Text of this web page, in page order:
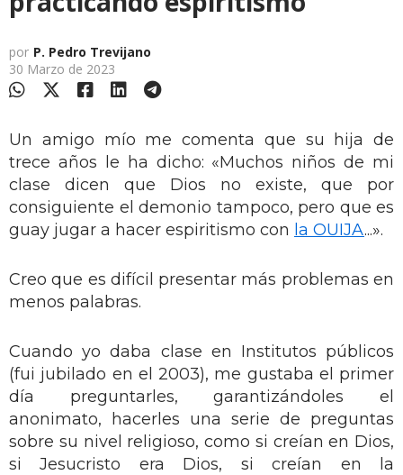
por P. Pedro Trevijano
30 Marzo de 2023
Un amigo mío me comenta que su hija de
trece años le ha dicho: «Muchos niños de mi
clase dicen que Dios no existe, que por
consiguiente el demonio tampoco, pero que es
guay jugar a hacer espiritismo con la OUIJA...».
Creo que es difícil presentar más problemas en
menos palabras.
Cuando yo daba clase en Institutos públicos
(fui jubilado en el 2003), me gustaba el primer
día preguntarles, garantizándoles el
anonimato, hacerles una serie de preguntas
sobre su nivel religioso, como si creían en Dios,
si Jesucristo era Dios, si creían en la